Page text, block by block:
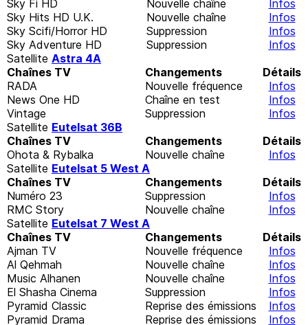
Sky Fi HD
Nouvelle chaîne
Infos
Sky Hits HD U.K.
Nouvelle chaîne
Infos
Sky Scifi/Horror HD
Suppression
Infos
Sky Adventure HD
Suppression
Infos
Satellite Astra 4A
Chaînes TV
Changements
Détails
RADA
Nouvelle fréquence
Infos
News One HD
Chaîne en test
Infos
Vintage
Suppression
Infos
Satellite Eutelsat 36B
Chaînes TV
Changements
Détails
Ohota & Rybalka
Nouvelle chaîne
Infos
Satellite Eutelsat 5 West A
Chaînes TV
Changements
Détails
Numéro 23
Suppression
Infos
RMC Story
Nouvelle chaîne
Infos
Satellite Eutelsat 7 West A
Chaînes TV
Changements
Détails
Ajman TV
Nouvelle fréquence
Infos
Al Qehmah
Nouvelle chaîne
Infos
Music Alhanen
Nouvelle chaîne
Infos
El Shasha Cinema
Suppression
Infos
Pyramid Classic
Reprise des émissions
Infos
Pyramid Drama
Reprise des émissions
Infos